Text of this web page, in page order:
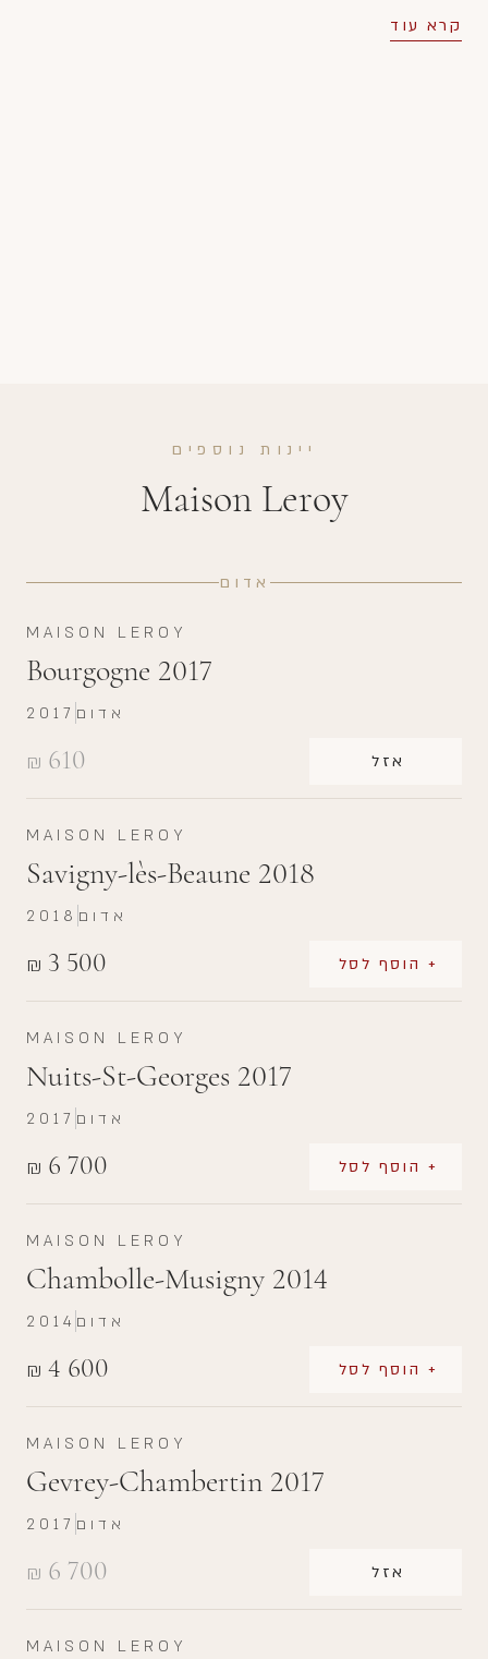
קרא עוד
יינות נוספים
Maison Leroy
אדום
MAISON LEROY
Bourgogne 2017
₪ 610 אזל
2017 אדום
MAISON LEROY
Savigny-lès-Beaune 2018
₪ 3 500 + הוסף לסל
2018 אדום
MAISON LEROY
Nuits-St-Georges 2017
₪ 6 700 + הוסף לסל
2017 אדום
MAISON LEROY
Chambolle-Musigny 2014
₪ 4 600 + הוסף לסל
2014 אדום
MAISON LEROY
Gevrey-Chambertin 2017
₪ 6 700 אזל
2017 אדום
MAISON LEROY